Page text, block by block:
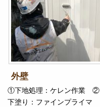
外壁
①下地処理：ケレン作業 ②
下塗り：ファインプライマ